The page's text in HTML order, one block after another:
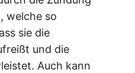
welche so
sie die
und die
Auch kann